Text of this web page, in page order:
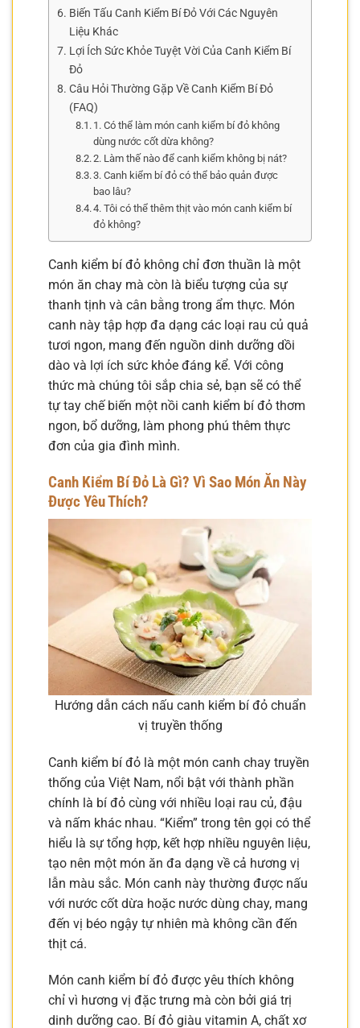
Biến Tấu Canh Kiểm Bí Đỏ Với Các Nguyên
Liệu Khác
Lợi Ích Sức Khỏe Tuyệt Vời Của Canh Kiểm Bí
Đỏ
Câu Hỏi Thường Gặp Về Canh Kiểm Bí Đỏ
(FAQ)
1. Có thể làm món canh kiểm bí đỏ không
dùng nước cốt dừa không?
2. Làm thế nào để canh kiểm không bị nát?
3. Canh kiểm bí đỏ có thể bảo quản được
bao lâu?
4. Tôi có thể thêm thịt vào món canh kiểm bí
đỏ không?
Canh kiểm bí đỏ không chỉ đơn thuần là một
món ăn chay mà còn là biểu tượng của sự
thanh tịnh và cân bằng trong ẩm thực. Món
canh này tập hợp đa dạng các loại rau củ quả
tươi ngon, mang đến nguồn dinh dưỡng dồi
dào và lợi ích sức khỏe đáng kể. Với công
thức mà chúng tôi sắp chia sẻ, bạn sẽ có thể
tự tay chế biến một nồi canh kiểm bí đỏ thơm
ngon, bổ dưỡng, làm phong phú thêm thực
đơn của gia đình mình.
Canh Kiểm Bí Đỏ Là Gì? Vì Sao Món Ăn Này
Được Yêu Thích?
Hướng dẫn cách nấu canh kiểm bí đỏ chuẩn
vị truyền thống
Canh kiểm bí đỏ là một món canh chay truyền
thống của Việt Nam, nổi bật với thành phần
chính là bí đỏ cùng với nhiều loại rau củ, đậu
và nấm khác nhau. “Kiểm” trong tên gọi có thể
hiểu là sự tổng hợp, kết hợp nhiều nguyên liệu,
tạo nên một món ăn đa dạng về cả hương vị
lẫn màu sắc. Món canh này thường được nấu
với nước cốt dừa hoặc nước dùng chay, mang
đến vị béo ngậy tự nhiên mà không cần đến
thịt cá.
Món canh kiểm bí đỏ được yêu thích không
chỉ vì hương vị đặc trưng mà còn bởi giá trị
dinh dưỡng cao. Bí đỏ giàu vitamin A, chất xơ